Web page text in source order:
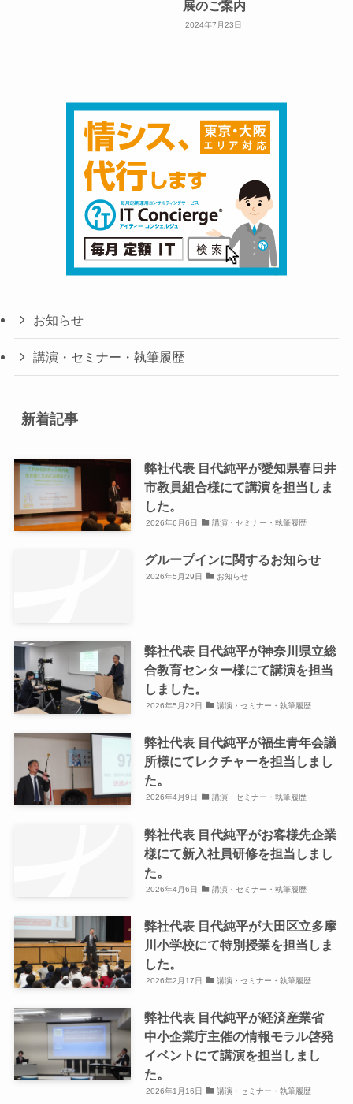
展のご案内
2024年7月23日
お知らせ
講演・セミナー・執筆履歴
新着記事
弊社代表 目代純平が愛知県春日井
市教員組合様にて講演を担当しま
した。
2026年6月6日 講演・セミナー・執筆履歴
グループインに関するお知らせ
2026年5月29日 お知らせ
弊社代表 目代純平が神奈川県立総
合教育センター様にて講演を担当
しました。
2026年5月22日 講演・セミナー・執筆履歴
弊社代表 目代純平が福生青年会議
所様にてレクチャーを担当しまし
た。
2026年4月9日 講演・セミナー・執筆履歴
弊社代表 目代純平がお客様先企業
様にて新入社員研修を担当しまし
た。
2026年4月6日 講演・セミナー・執筆履歴
弊社代表 目代純平が大田区立多摩
川小学校にて特別授業を担当しま
した。
2026年2月17日 講演・セミナー・執筆履歴
弊社代表 目代純平が経済産業省
中小企業庁主催の情報モラル啓発
イベントにて講演を担当しまし
た。
2026年1月16日 講演・セミナー・執筆履歴